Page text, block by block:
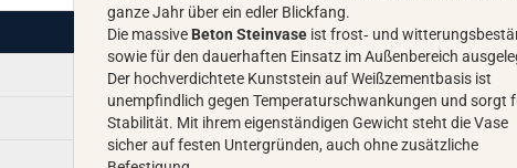
ganze Jahr über ein edler Blickfang.
Die massive Beton Steinvase ist frost‑ und
sowie für den dauerhaften Einsatz im Außenbereich
Der hochverdichtete Kunststein auf Weißzementbasis ist
unempfindlich gegen Temperaturschwankungen und sorgt
Stabilität. Mit ihrem eigenständigen Gewicht steht die Vase
sicher auf festen Untergründen, auch ohne zusätzliche